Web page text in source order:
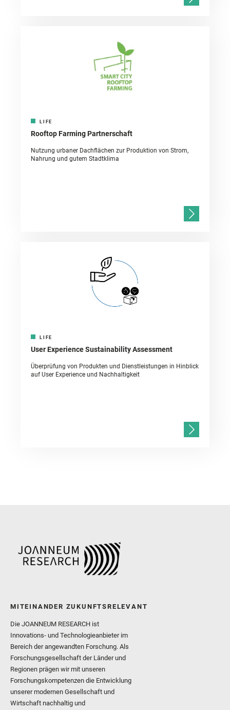
LIFE
Rooftop Farming Partnerschaft
Nutzung urbaner Dachflächen zur Produktion von Strom,
Nahrung und gutem Stadtklima
LIFE
User Experience Sustainability Assessment
Überprüfung von Produkten und Dienstleistungen in Hinblick
auf User Experience und Nachhaltigkeit
MITEINANDER ZUKUNFTSRELEVANT
Die JOANNEUM RESEARCH ist
Innovations- und Technologieanbieter im
Bereich der angewandten Forschung. Als
Forschungsgesellschaft der Länder und
Regionen prägen wir mit unseren
Forschungskompetenzen die Entwicklung
unserer modernen Gesellschaft und
Wirtschaft nachhaltig und